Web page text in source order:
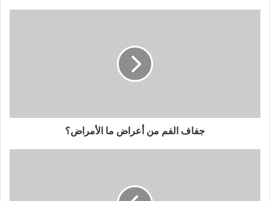
جفاف الفم من أعراض ما الأمراض؟